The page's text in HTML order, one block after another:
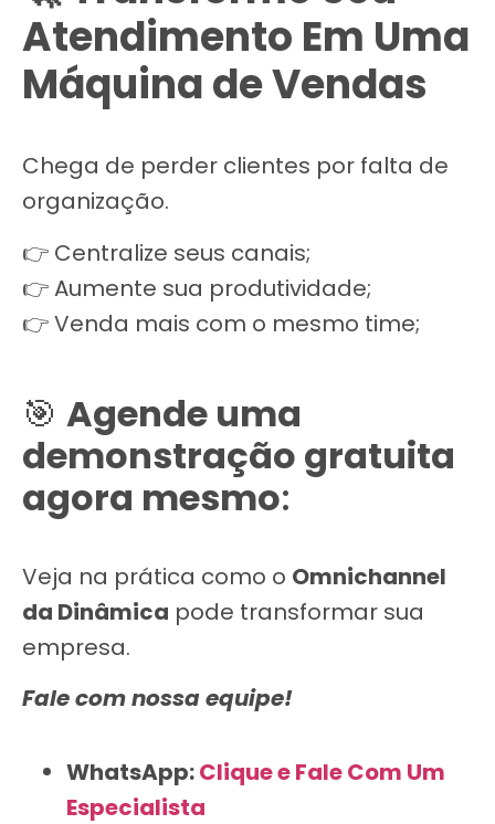
Atendimento Em Uma
Máquina de Vendas
Chega de perder clientes por falta de
organização.
👉 Centralize seus canais;
👉 Aumente sua produtividade;
👉 Venda mais com o mesmo time;
🎯 Agende uma
demonstração gratuita
agora mesmo:
Veja na prática como o Omnichannel
da Dinâmica pode transformar sua
empresa.
Fale com nossa equipe!
WhatsApp:Clique e Fale Com Um
Especialista